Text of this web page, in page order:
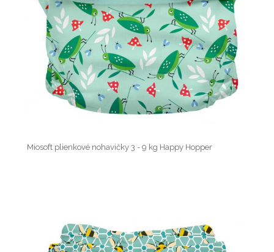
Miosoft plienkové nohavičky 3 - 9 kg Happy Hopper